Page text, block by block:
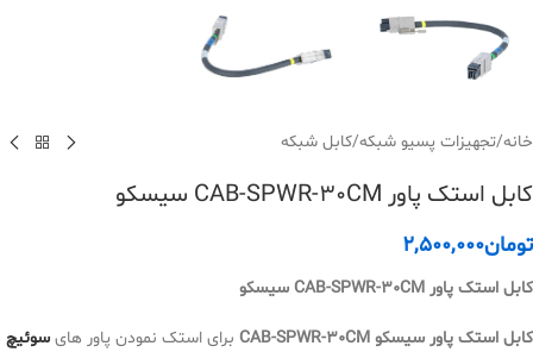
خانه/تجهیزات پسیو شبکه/کابل شبکه
کابل استک پاور CAB-SPWR-30CM سیسکو
تومان2,500,000
کابل استک پاور CAB-SPWR-30CM سیسکو
کابل استک پاور سیسکو CAB-SPWR-30CM برای استک نمودن پاور های سوئیچ